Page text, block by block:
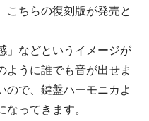
こちらの復刻版が発売と
」などというイメージが
ように誰でも音が出せま
ので、鍵盤ハーモニカよ
ってきます。